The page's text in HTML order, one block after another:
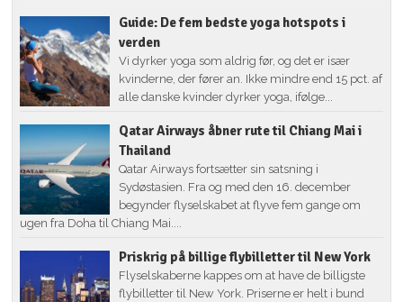
Guide: De fem bedste yoga hotspots i
verden
Vi dyrker yoga som aldrig før, og det er især
kvinderne, der fører an. Ikke mindre end 15 pct. af
alle danske kvinder dyrker yoga, ifølge...
Qatar Airways åbner rute til Chiang Mai i
Thailand
Qatar Airways fortsætter sin satsning i
Sydøstasien. Fra og med den 16. december
begynder flyselskabet at flyve fem gange om
ugen fra Doha til Chiang Mai....
Priskrig på billige flybilletter til New York
Flyselskaberne kappes om at have de billigste
flybilletter til New York. Priserne er helt i bund